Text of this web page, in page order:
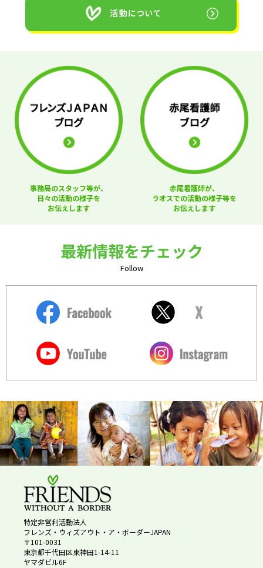
事務局のスタッフ等が、
日々の活動の様子を
お伝えします
赤尾看護師が、
ラオスでの活動の様子等を
お伝えします
最新情報をチェック
Follow
特定非営利活動法人
フレンズ・ウィズアウト・ア・ボーダーJAPAN
〒101-0031
東京都千代田区東神田1-14-11
ヤマダビル6F